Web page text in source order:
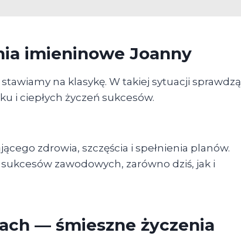
imieninowe Joanny
na klasykę. W takiej sytuacji sprawdzą
i ciepłych życzeń sukcesów.
zdrowia, szczęścia i spełnienia planów.
zawodowych, zarówno dziś, jak i
— śmieszne życzenia